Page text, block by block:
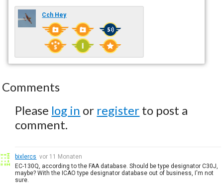
Cch Hey
Comments
Please log in or register to post a
comment.
bixlercs vor 11 Monaten
EC-130Q, according to the FAA database. Should be type designator C30J,
maybe? With the ICAO type designator database out of business, I'm not
sure.